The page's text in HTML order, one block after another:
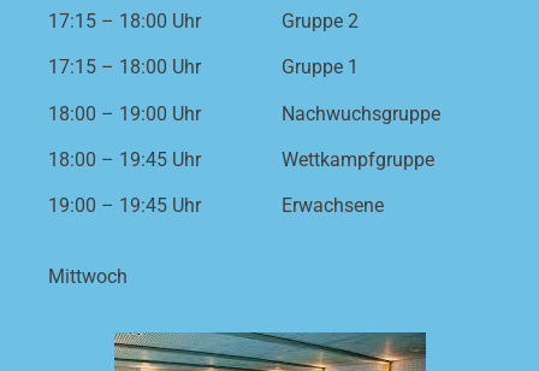
17:15 – 18:00 Uhr
17:15 – 18:00 Uhr
18:00 – 19:00 Uhr
18:00 – 19:45 Uhr
19:00 – 19:45 Uhr
Gruppe 2
Gruppe 1
Nachwuchsgruppe
Wettkampfgruppe
Erwachsene
Mittwoch